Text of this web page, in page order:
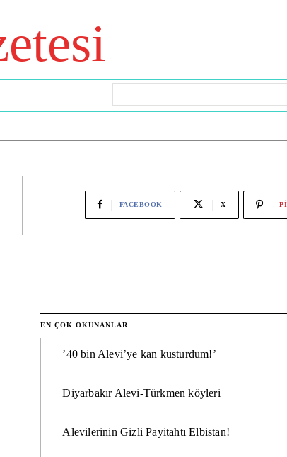
FACEBOOK X
EN ÇOK OKUNANLAR
’40 bin Alevi’ye kan kusturdum!’
Diyarbakır Alevi-Türkmen köyleri
Alevilerinin Gizli Payitahtı Elbistan!